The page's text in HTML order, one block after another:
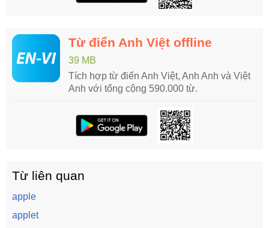
Từ điển Anh Việt offline
39 MB
Tích hợp từ điển Anh Việt, Anh Anh và Việt
Anh với tổng cộng 590.000 từ.
Từ liên quan
apple
applet